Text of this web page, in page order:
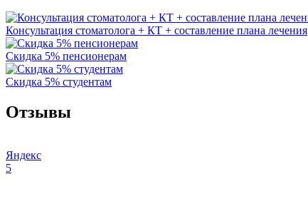
Консультация стоматолога + КТ + составление плана лечения
Скидка 5% пенсионерам
Скидка 5% студентам
Отзывы
Яндекс
5